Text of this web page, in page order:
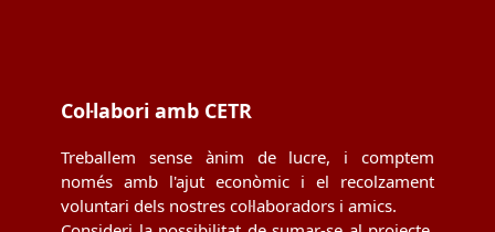
Col·labori amb CETR
Treballem sense ànim de lucre, i comptem
només amb l'ajut econòmic i el recolzament
voluntari dels nostres col·laboradors i amics.